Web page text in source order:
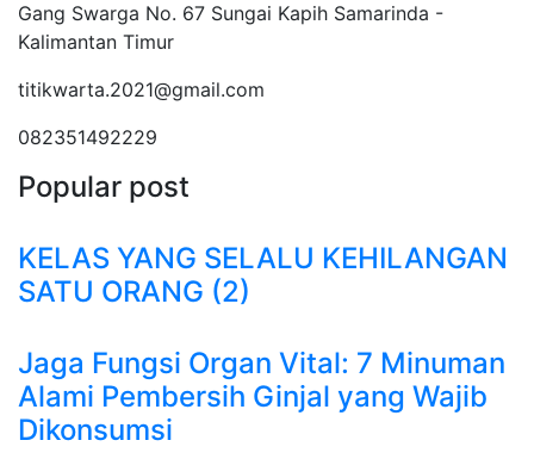
Gang Swarga No. 67 Sungai Kapih Samarinda -
Kalimantan Timur
titikwarta.2021@gmail.com
082351492229
Popular post
KELAS YANG SELALU KEHILANGAN
SATU ORANG (2)
Jaga Fungsi Organ Vital: 7 Minuman
Alami Pembersih Ginjal yang Wajib
Dikonsumsi